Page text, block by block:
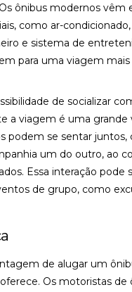
ônibus modernos vêm
como ar-
e sistema de
para uma viagem mais
de socializar
a viagem é uma
podem se sentar juntos,
um do outro, ao
Essa interação pode
de grupo, como
de alugar um
Os motoristas de